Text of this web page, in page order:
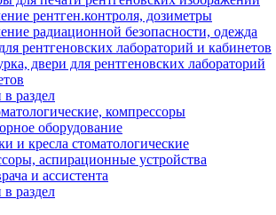
рентген.контроля, дозиметры
радиационной безопасности, одежда
рентгеновских лабораторий и кабинетов
двери для рентгеновских лабораторий
раздел
компрессоры
оборудование
и кресла стоматологические
аспирационные устройства
и ассистента
раздел